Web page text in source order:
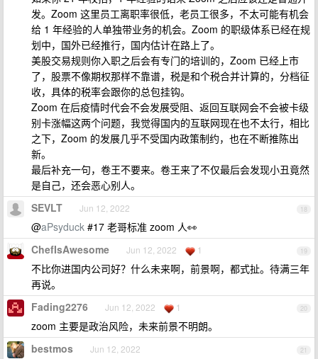
发。Zoom 这里员工离职率很低，老员工很多，不太可能有机会
给 1 年经验的人单独带业务的机会。Zoom 的职级体系已经在规
划中，国外已经推行，国内估计在路上了。
美股交易规则你入职之后会有专门的培训的，Zoom 已经上市
了，股票不像期权那样不靠谱，税是和个税合并计算的，分档征
收，具体的税率会跟你的总包挂钩。
Zoom 在后疫情时代会不会发展受阻、返回互联网会不会被卡级
别卡涨幅这两个问题，我觉得国内的互联网现在也不太行，相比
之下，Zoom 的发展几乎不受国内政策制约，也在不断推陈出
新。
最后补充一句，卷王不要来。卷王来了不仅最后会发现小丑竟然
是自己，还会恶心别人。
18
SEVLT Jun 12, 2022
@aPsyduck #17 老哥标准 zoom 人👀
19
ChefIsAwesome Jun 12, 2022 1
不比你进国内公司好？什么未来啊，前景啊，都式扯。待满三年
再说。
20
Fading2276 Jun 12, 2022 1
zoom 主要是政治风险，未来前景不明朗。
21
bestmos Jun 12, 2022